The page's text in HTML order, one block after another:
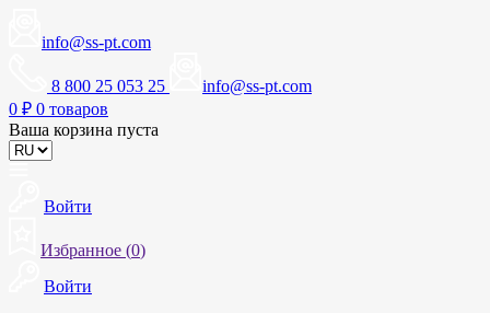
info@ss-pt.com
8 800 25 053 25
info@ss-pt.com
0 ₽ 0 товаров
Ваша корзина пуста
Войти
Избранное (0)
Войти